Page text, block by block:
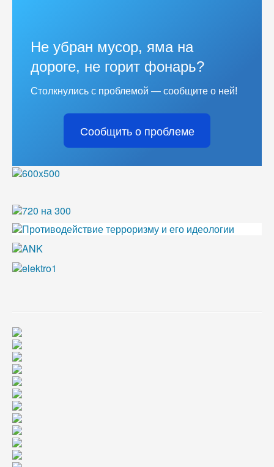
Не убран мусор, яма на
дороге, не горит фонарь?
Столкнулись с проблемой — сообщите о ней!
Сообщить о проблеме